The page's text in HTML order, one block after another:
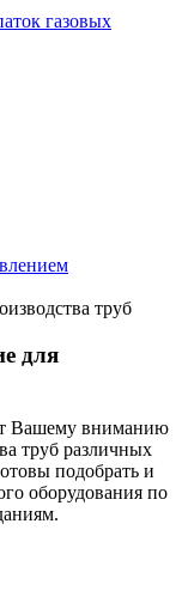
газовых
труб
для
Вашему вниманию
труб различных
подобрать и
оборудования по